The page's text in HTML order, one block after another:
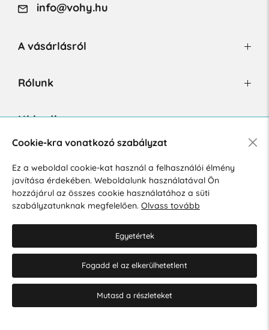
info@vohy.hu
A vásárlásról
Rólunk
Hírlevél
Hozzájárulok a személyes adatok marketing célú kezeléséhez.
Személyes adatok védelmére vonatkozó szabályzat.
Cookie-beállítások szerkesztése
Cookie-kra vonatkozó szabályzat
Ez a weboldal cookie-kat használ a felhasználói élmény
javítása érdekében. Weboldalunk használatával Ön
hozzájárul az összes cookie használatához a süti
szabályzatunknak megfelelően. Olvass tovább
Egyetértek
Fogadd el az elkerülhetetlent
Mutasd a részleteket